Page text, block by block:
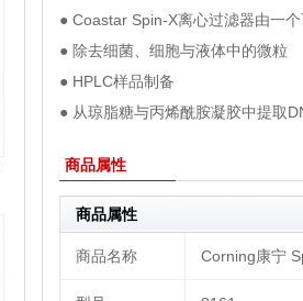
● Coastar Spin-X离心过滤器由一
● 除去细菌、细胞与液体中的微粒
● HPLC样品制备
● 从琼脂糖与丙烯酰胺凝胶中提取
商品属性
商品属性
商品名称 Corning康宁